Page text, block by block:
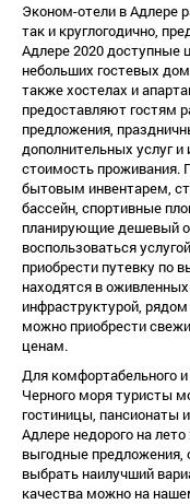
Эконом-отели в Адлере
так и круглогодично,
Адлере 2020
небольших гостевых
также хостелах и
предоставляют гостям
предложения,
дополнительных услуг
стоимость проживания.
ытовым инвентарем,
ассейн, спортивные
планирующие дешевый
оспользоваться
приобрести путевку по
находятся в
инфраструктурой,
можно приобрести
ценам.
Для комфортабельного
Черного моря туристы
остиницы, пансионаты
Адлере недорого на
ыгодные предложения,
ыбрать наилучший
качества можно на